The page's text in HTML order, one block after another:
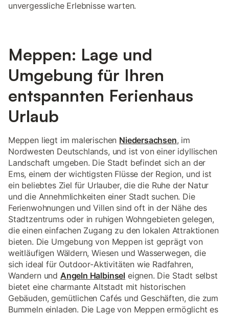
unvergessliche Erlebnisse warten.
Meppen: Lage und
Umgebung für Ihren
entspannten Ferienhaus
Urlaub
Meppen liegt im malerischen Niedersachsen, im
Nordwesten Deutschlands, und ist von einer idyllischen
Landschaft umgeben. Die Stadt befindet sich an der
Ems, einem der wichtigsten Flüsse der Region, und ist
ein beliebtes Ziel für Urlauber, die die Ruhe der Natur
und die Annehmlichkeiten einer Stadt suchen. Die
Ferienwohnungen und Villen sind oft in der Nähe des
Stadtzentrums oder in ruhigen Wohngebieten gelegen,
die einen einfachen Zugang zu den lokalen Attraktionen
bieten. Die Umgebung von Meppen ist geprägt von
weitläufigen Wäldern, Wiesen und Wasserwegen, die
sich ideal für Outdoor-Aktivitäten wie Radfahren,
Wandern und Angeln Halbinsel eignen. Die Stadt selbst
bietet eine charmante Altstadt mit historischen
Gebäuden, gemütlichen Cafés und Geschäften, die zum
Bummeln einladen. Die Lage von Meppen ermöglicht es